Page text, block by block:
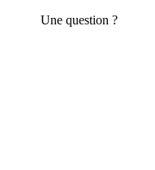
Une question ?